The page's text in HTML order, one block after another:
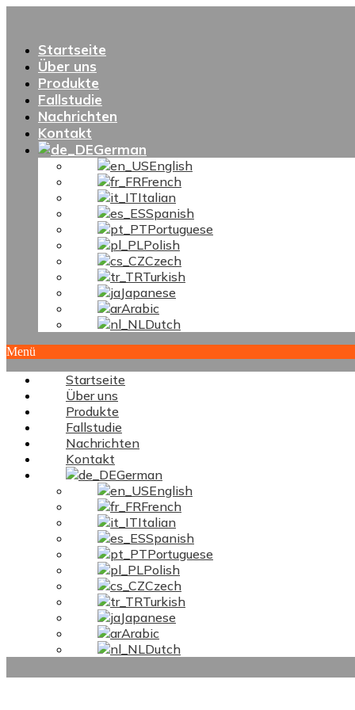
Startseite
Über uns
Produkte
Fallstudie
Nachrichten
Kontakt
German
English
French
Italian
Spanish
Portuguese
Polish
Czech
Turkish
Japanese
Arabic
Dutch
Menü
Startseite
Über uns
Produkte
Fallstudie
Nachrichten
Kontakt
German
English
French
Italian
Spanish
Portuguese
Polish
Czech
Turkish
Japanese
Arabic
Dutch